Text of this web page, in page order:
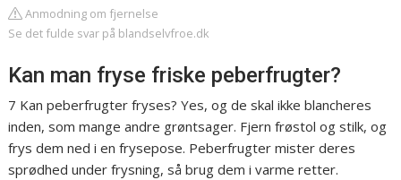
Anmodning om fjernelse
Se det fulde svar på blandselvfroe.dk
Kan man fryse friske peberfrugter?
7 Kan peberfrugter fryses? Yes, og de skal ikke blancheres
inden, som mange andre grøntsager. Fjern frøstol og stilk, og
frys dem ned i en frysepose. Peberfrugter mister deres
sprødhed under frysning, så brug dem i varme retter.